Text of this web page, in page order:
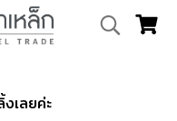
เลยค่ะ